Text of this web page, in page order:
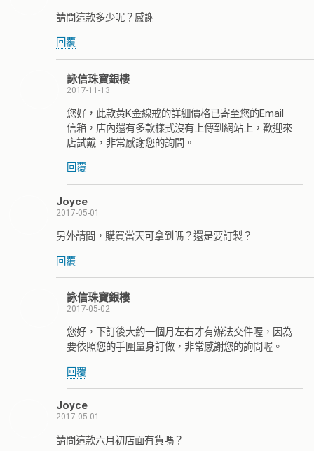
請問這款多少呢？感謝
回覆
詠信珠寶銀樓
2017-11-13
您好，此款黃K金線戒的詳細價格已寄至您的Email
信箱，店內還有多款樣式沒有上傳到網站上，歡迎來
店試戴，非常感謝您的詢問。
回覆
Joyce
2017-05-01
另外請問，購買當天可拿到嗎？還是要訂製？
回覆
詠信珠寶銀樓
2017-05-02
您好，下訂後大約一個月左右才有辦法交件喔，因為
要依照您的手圍量身訂做，非常感謝您的詢問喔。
回覆
Joyce
2017-05-01
請問這款六月初店面有貨嗎？